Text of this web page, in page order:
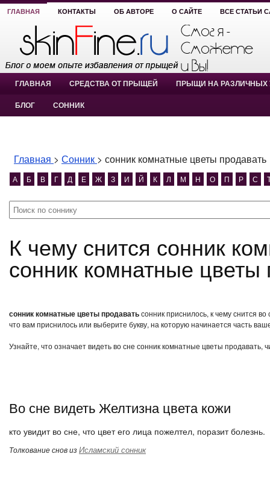
ГЛАВНАЯ КОНТАКТЫ ОБ АВТОРЕ О САЙТЕ ВСЕ СТАТЬИ
ГЛАВНАЯ СРЕДСТВА ОТ ПРЫЩЕЙ ПРЫЩИ НА РАЗЛИЧНЫХ
БЛОГ СОННИК
Главная > Сонник > сонник комнатные цветы продавать
А Б В Г Д Е Ж З И Й К Л М Н О П Р С
К чему снится сонник комнатные цветы продавать?
сонник комнатные цветы
сонник комнатные цветы продаватьсонник приснилось, к чему снится
что вам приснилось или выберите букву, на которую начинается часть
Узнайте, что означает видеть во сне сонник комнатные цветы продавать,
Во сне видеть Желтизна цвета кожи
кто увидит во сне, что цвет его лица пожелтел, поразит болезнь.
Толкование снов изИсламский сонник